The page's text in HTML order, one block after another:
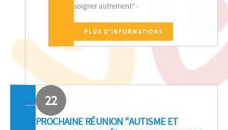
soigner autrement" -
PLUS D'INFORMATIONS
22
PROCHAINE RÉUNION "AUTISME ET